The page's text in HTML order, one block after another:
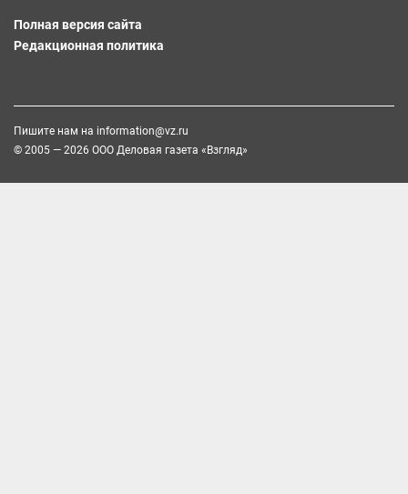
Полная версия сайта
Редакционная политика
Пишите нам на information@vz.ru
© 2005 — 2026 ООО Деловая газета «Взгляд»